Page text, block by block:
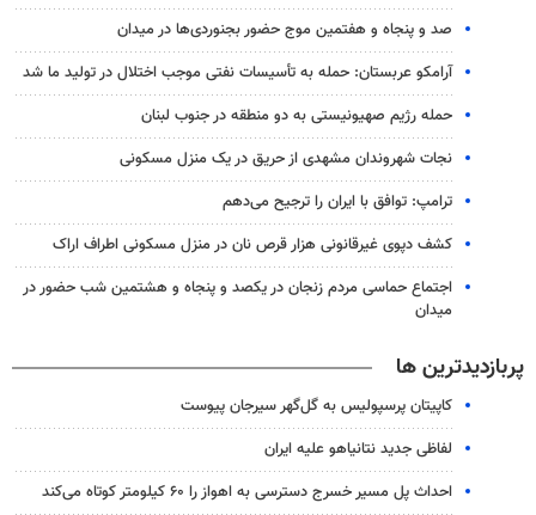
صد و پنجاه و هفتمین موج حضور بجنوردی‌ها در میدان
آرامکو عربستان: حمله به تأسیسات نفتی موجب اختلال در تولید ما شد
حمله رژیم صهیونیستی به دو منطقه در جنوب لبنان
نجات شهروندان مشهدی از حریق در یک منزل مسکونی
ترامپ: توافق با ایران را ترجیح می‌دهم
کشف دپوی غیرقانونی هزار قرص نان در منزل مسکونی اطراف اراک
اجتماع حماسی مردم زنجان در یکصد و پنجاه و هشتمین شب حضور در
میدان
پربازدیدترین ها
کاپیتان پرسپولیس به گل‌گهر سیرجان پیوست
لفاظی جدید نتانیاهو علیه ایران
احداث پل مسیر خسرج دسترسی به اهواز را ۶۰ کیلومتر کوتاه می‌کند